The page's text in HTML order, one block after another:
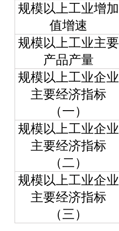
规模以上工业增加
值增速
规模以上工业主要
产品产量
规模以上工业企业
主要经济指标
（一）
规模以上工业企业
主要经济指标
（二）
规模以上工业企业
主要经济指标
（三）